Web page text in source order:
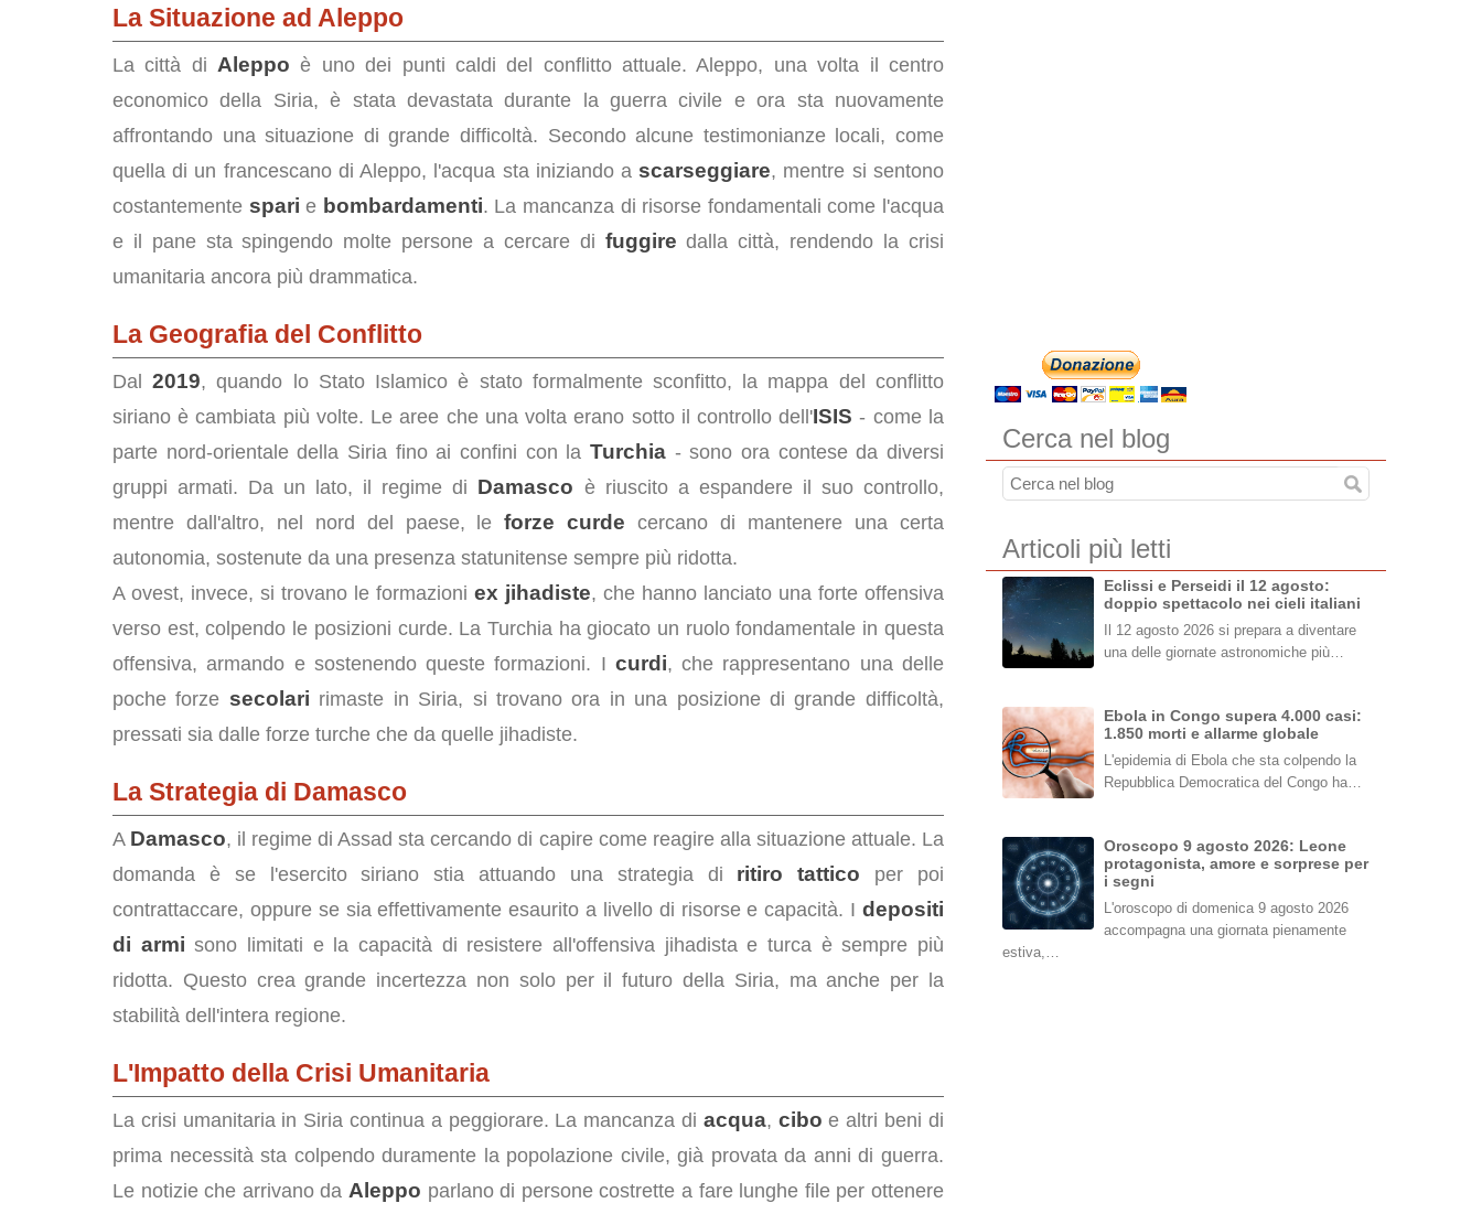
La Situazione ad Aleppo
La città diAleppo è uno dei punti caldi del conflitto attuale. Aleppo, una volta il centro
economico della Siria, è stata devastata durante la guerra civile e ora sta nuovamente
affrontando una situazione di grande difficoltà. Secondo alcune testimonianze locali, come
quella di un francescano di Aleppo, l'acqua sta iniziando a scarseggiare, mentre si sentono
costantemente spari e bombardamenti. La mancanza di risorse fondamentali come l'acqua
e il pane sta spingendo molte persone a cercare di fuggire dalla città, rendendo la crisi
umanitaria ancora più drammatica.
La Geografia del Conflitto
Dal2019, quando lo Stato Islamico è stato formalmente sconfitto, la mappa del conflitto
siriano è cambiata più volte. Le aree che una volta erano sotto il controllo dell'ISIS - come la
parte nord-orientale della Siria fino ai confini con la Turchia- sono ora contese da diversi
gruppi armati. Da un lato, il regime di Damasco è riuscito a espandere il suo controllo,
mentre dall'altro, nel nord del paese, leforze curde cercano di mantenere una certa
autonomia, sostenute da una presenza statunitense sempre più ridotta.
A ovest, invece, si trovano le formazioni ex jihadiste, che hanno lanciato una forte offensiva
verso est, colpendo le posizioni curde. La Turchia ha giocato un ruolo fondamentale in questa
offensiva, armando e sostenendo queste formazioni. I curdi, che rappresentano una delle
poche forze secolari rimaste in Siria, si trovano ora in una posizione di grande difficoltà,
pressati sia dalle forze turche che da quelle jihadiste.
La Strategia di Damasco
A Damasco, il regime di Assad sta cercando di capire come reagire alla situazione attuale. La
domanda è se l'esercito siriano stia attuando una strategia di ritiro tattico per poi
contrattaccare, oppure se sia effettivamente esaurito a livello di risorse e capacità. I depositi
di armi sono limitati e la capacità di resistere all'offensiva jihadista e turca è sempre più
ridotta. Questo crea grande incertezza non solo per il futuro della Siria, ma anche per la
stabilità dell'intera regione.
L'Impatto della Crisi Umanitaria
La crisi umanitaria in Siria continua a peggiorare. La mancanza di acqua, cibo e altri beni di
prima necessità sta colpendo duramente la popolazione civile, già provata da anni di guerra.
Le notizie che arrivano da Aleppo parlano di persone costrette a fare lunghe file per ottenere
Cerca nel blog
Articoli più letti
Eclissi e Perseidi il 12 agosto:
doppio spettacolo nei cieli italiani
Il 12 agosto 2026 si prepara a diventare
una delle giornate astronomiche più…
Ebola in Congo supera 4.000 casi:
1.850 morti e allarme globale
L'epidemia di Ebola che sta colpendo la
Repubblica Democratica del Congo ha…
Oroscopo 9 agosto 2026: Leone
protagonista, amore e sorprese per
i segni
L'oroscopo di domenica 9 agosto 2026
accompagna una giornata pienamente
estiva,…